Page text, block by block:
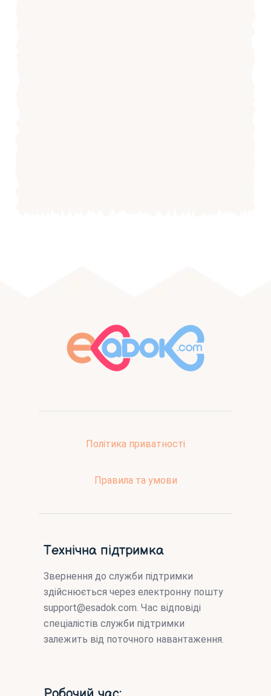
Політика приватності
Правила та умови
Технічна підтримка
Звернення до служби підтримки
здійснюється через електронну пошту
support@esadok.com. Час відповіді
спеціалістів служби підтримки
залежить від поточного навантаження.